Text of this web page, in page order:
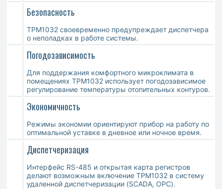
Безопасность
ТРМ1032 своевременно предупреждает диспетчера
о неполадках в работе системы.
Погодозависимость
Для поддержания комфортного микроклимата в
помещениях ТРМ1032 использует погодозависимое
регулирование температуры отопительных контуров.
Экономичность
Режимы экономии ориентируют прибор на работу по
оптимальной уставке в дневное или ночное время.
Диспетчеризация
Интерфейс RS-485 и открытая карта регистров
делают возможным включение ТРМ1032 в систему
удаленной диспетчеризации (SCADA, OPC).